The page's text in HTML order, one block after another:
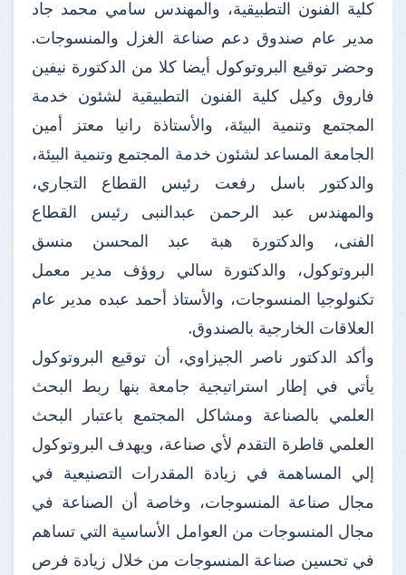
كلية الفنون التطبيقية، والمهندس سامي محمد جاد
مدير عام صندوق دعم صناعة الغزل والمنسوجات.
وحضر توقيع البروتوكول أيضا كلا من الدكتورة نيفين
فاروق وكيل كلية الفنون التطبيقية لشئون خدمة
المجتمع وتنمية البيئة، والأستاذة رانيا معتز أمين
الجامعة المساعد لشئون خدمة المجتمع وتنمية البيئة،
والدكتور باسل رفعت رئيس القطاع التجاري،
والمهندس عبد الرحمن عبدالنبى رئيس القطاع
الفنى، والدكتورة هبة عبد المحسن منسق
البروتوكول، والدكتورة سالي روؤف مدير معمل
تكنولوجيا المنسوجات، والأستاذ أحمد عبده مدير عام
العلاقات الخارجية بالصندوق.
وأكد الدكتور ناصر الجيزاوي، أن توقيع البروتوكول
يأتي في إطار استراتيجية جامعة بنها ربط البحث
العلمي بالصناعة ومشاكل المجتمع باعتبار البحث
العلمي قاطرة التقدم لأي صناعة، ويهدف البروتوكول
إلي المساهمة في زيادة المقدرات التصنيعية في
مجال صناعة المنسوجات، وخاصة أن الصناعة في
مجال المنسوجات من العوامل الأساسية التي تساهم
في تحسين صناعة المنسوجات من خلال زيادة فرص